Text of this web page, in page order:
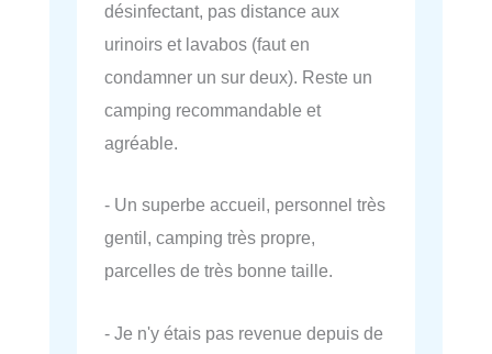
désinfectant, pas distance aux
urinoirs et lavabos (faut en
condamner un sur deux). Reste un
camping recommandable et
agréable.
- Un superbe accueil, personnel très
gentil, camping très propre,
parcelles de très bonne taille.
- Je n'y étais pas revenue depuis de